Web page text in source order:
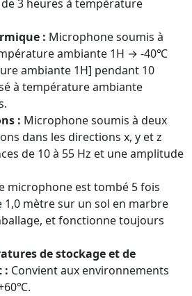
3 heures à température
: Microphone soumis à
ambiante 1H → -40℃
ambiante 1H] pendant 10
à température ambiante
: Microphone soumis à deux
dans les directions x, y et z
de 10 à 55 Hz et une amplitude
microphone est tombé 5 fois
mètre sur un sol en marbre
et fonctionne toujours
de stockage et de
: Convient aux environnements